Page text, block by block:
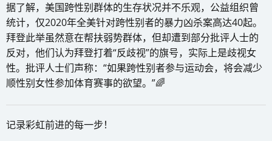
据了解，美国跨性别群体的生存状况并不乐观，公益组织曾
统计，仅2020年全美针对跨性别者的暴力凶杀案高达40起。
拜登此举虽然意在帮扶弱势群体，但却遭到部分批评人士的
反对，他们认为拜登打着“反歧视”的旗号，实际上是歧视女
性。批评人士们声称：“如果跨性别者参与运动会，将会减少
顺性别女性参加体育赛事的欲望。”🌈
记录彩虹前进的每一步！